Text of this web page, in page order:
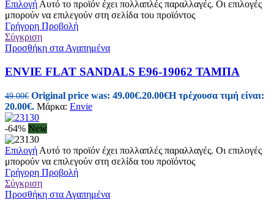
Επιλογή Αυτό το προϊόν έχει πολλαπλές παραλλαγές. Οι επιλογές
μπορούν να επιλεγούν στη σελίδα του προϊόντος
Γρήγορη Προβολή
Σύγκριση
Προσθήκη στα Αγαπημένα
ENVIE FLAT SANDALS E96-19062 ΤΑΜΠΑ
49.00€ Original price was: 49.00€.20.00€Η τρέχουσα τιμή είναι:
20.00€. Μάρκα: Envie
-64% New
Επιλογή Αυτό το προϊόν έχει πολλαπλές παραλλαγές. Οι επιλογές
μπορούν να επιλεγούν στη σελίδα του προϊόντος
Γρήγορη Προβολή
Σύγκριση
Προσθήκη στα Αγαπημένα